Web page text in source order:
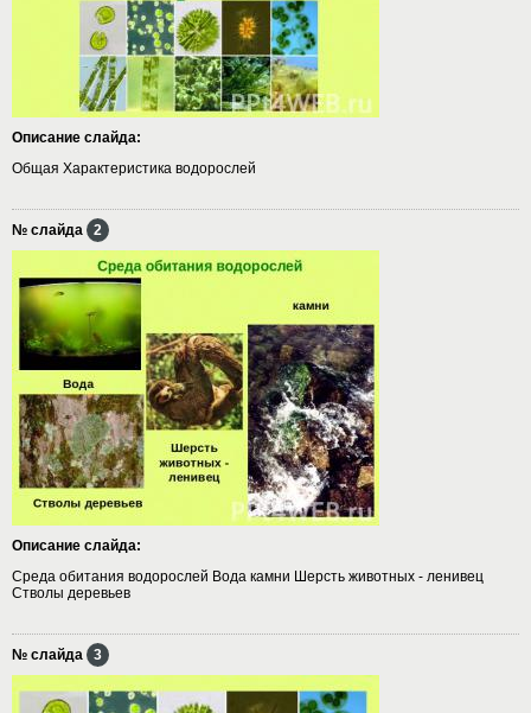
Описание слайда:
Общая Характеристика водорослей
№ слайда 2
Описание слайда:
Среда обитания водорослей Вода камни Шерсть животных - ленивец
Стволы деревьев
№ слайда 3